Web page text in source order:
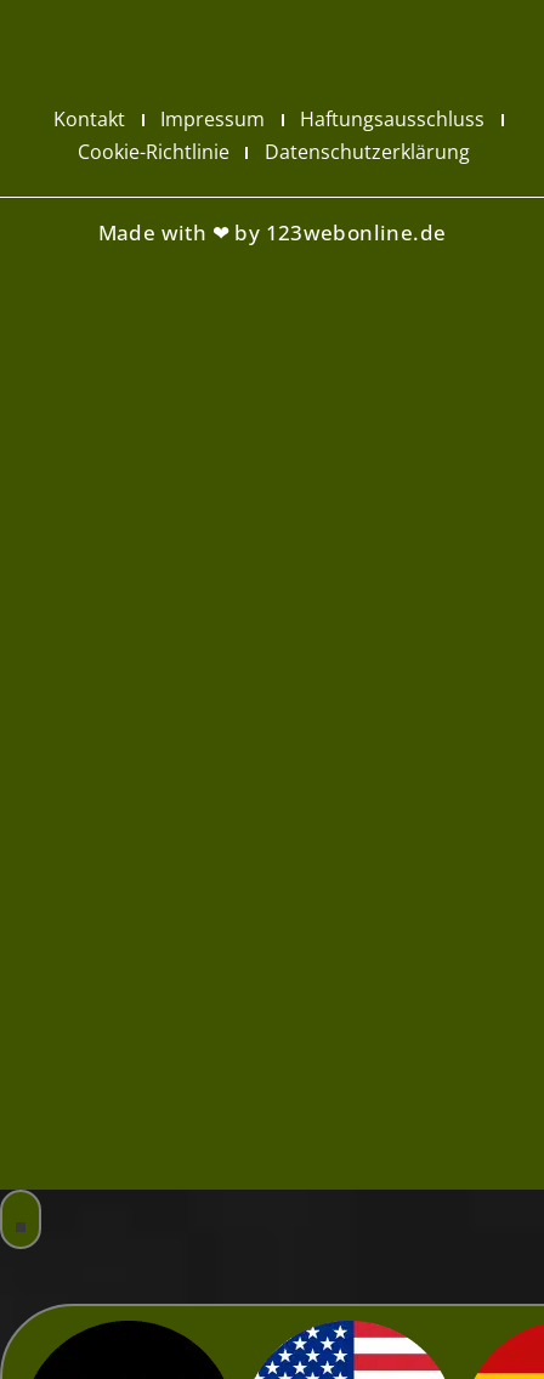
Kontakt Impressum
Haftungsausschluss
Cookie-Richtlinie
Datenschutzerklärung
Made with ❤ by 123webonline.de